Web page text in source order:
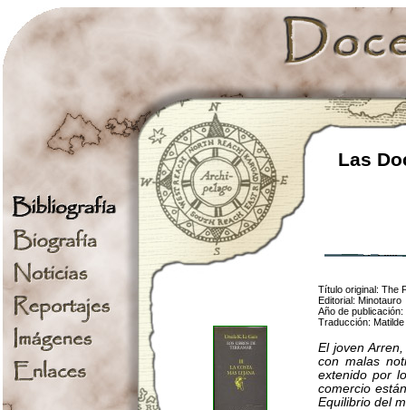
Las
Título original: The
Editorial: Minotauro
Año de publicación:
Traducción:
El joven
con malas
extenido por
comercio
Equilibrio del